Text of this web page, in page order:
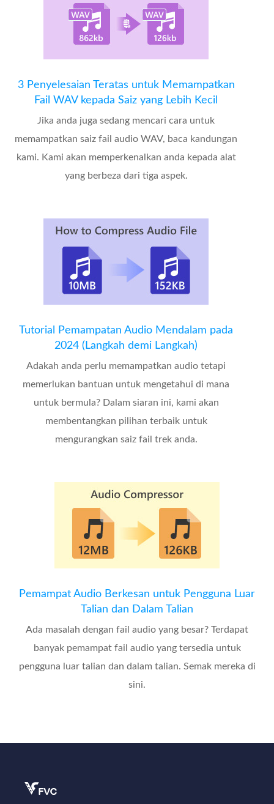
3 Penyelesaian Teratas untuk Memampatkan
Fail WAV kepada Saiz yang Lebih Kecil
Jika anda juga sedang mencari cara untuk
memampatkan saiz fail audio WAV, baca kandungan
kami. Kami akan memperkenalkan anda kepada alat
yang berbeza dari tiga aspek.
Tutorial Pemampatan Audio Mendalam pada
2024 (Langkah demi Langkah)
Adakah anda perlu memampatkan audio tetapi
memerlukan bantuan untuk mengetahui di mana
untuk bermula? Dalam siaran ini, kami akan
membentangkan pilihan terbaik untuk
mengurangkan saiz fail trek anda.
Pemampat Audio Berkesan untuk Pengguna Luar
Talian dan Dalam Talian
Ada masalah dengan fail audio yang besar? Terdapat
banyak pemampat fail audio yang tersedia untuk
pengguna luar talian dan dalam talian. Semak mereka di
sini.